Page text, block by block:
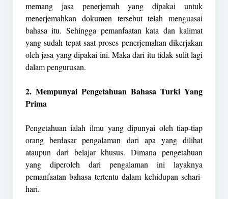
memang jasa penerjemah yang dipakai untuk
menerjemahkan dokumen tersebut telah menguasai
bahasa itu. Sehingga pemanfaatan kata dan kalimat
yang sudah tepat saat proses penerjemahan dikerjakan
oleh jasa yang dipakai ini. Maka dari itu tidak sulit lagi
dalam pengurusan.
2. Mempunyai Pengetahuan Bahasa Turki Yang
Prima
Pengetahuan ialah ilmu yang dipunyai oleh tiap-tiap
orang berdasar pengalaman dari apa yang dilihat
ataupun dari belajar khusus. Dimana pengetahuan
yang diperoleh dari pengalaman ini layaknya
pemanfaatan bahasa tertentu dalam kehidupan sehari-
hari.